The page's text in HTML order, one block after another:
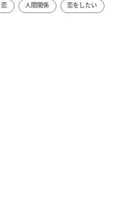
恋 人間関係
恋をしたい